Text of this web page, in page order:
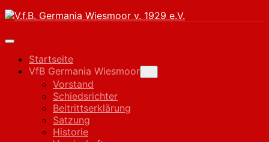
Skip
content
Expand
Startseite
VfB Germania Wiesmoor
Child
Vorstand
Schiedsrichter
Beitrittserklärung
Satzung
Historie